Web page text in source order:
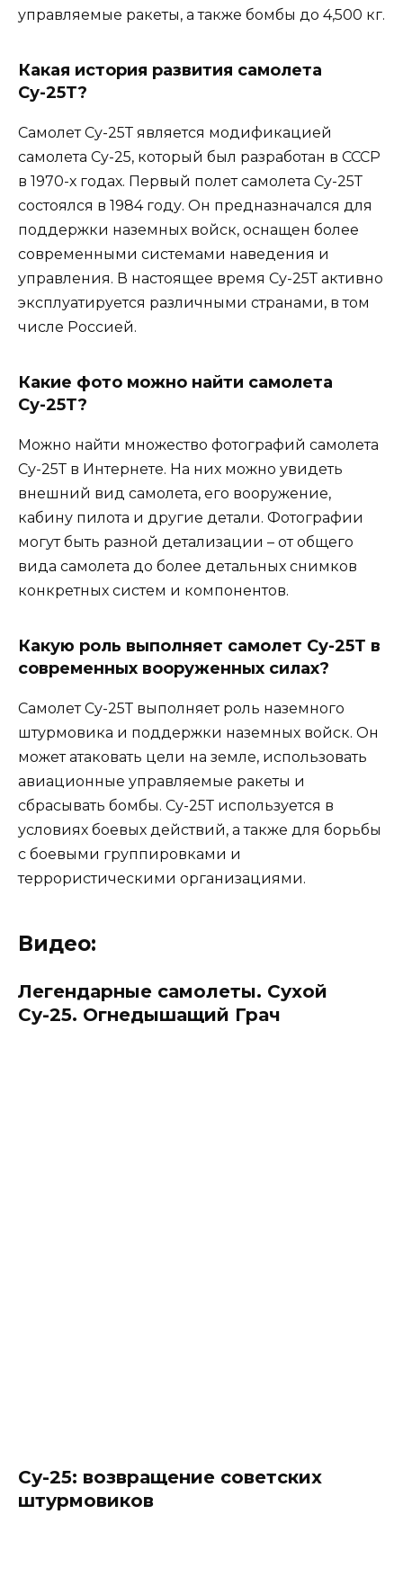
управляемые ракеты, а также бомбы до 4,500 кг.
Какая история развития самолета
Су-25Т?
Самолет Су-25Т является модификацией
самолета Су-25, который был разработан в СССР
в 1970-х годах. Первый полет самолета Су-25Т
состоялся в 1984 году. Он предназначался для
поддержки наземных войск, оснащен более
современными системами наведения и
управления. В настоящее время Су-25Т активно
эксплуатируется различными странами, в том
числе Россией.
Какие фото можно найти самолета
Су-25Т?
Можно найти множество фотографий самолета
Су-25Т в Интернете. На них можно увидеть
внешний вид самолета, его вооружение,
кабину пилота и другие детали. Фотографии
могут быть разной детализации – от общего
вида самолета до более детальных снимков
конкретных систем и компонентов.
Какую роль выполняет самолет Су-25Т в
современных вооруженных силах?
Самолет Су-25Т выполняет роль наземного
штурмовика и поддержки наземных войск. Он
может атаковать цели на земле, использовать
авиационные управляемые ракеты и
сбрасывать бомбы. Су-25Т используется в
условиях боевых действий, а также для борьбы
с боевыми группировками и
террористическими организациями.
Видео:
Легендарные самолеты. Сухой
Су-25. Огнедышащий Грач
Су-25: возвращение советских
штурмовиков